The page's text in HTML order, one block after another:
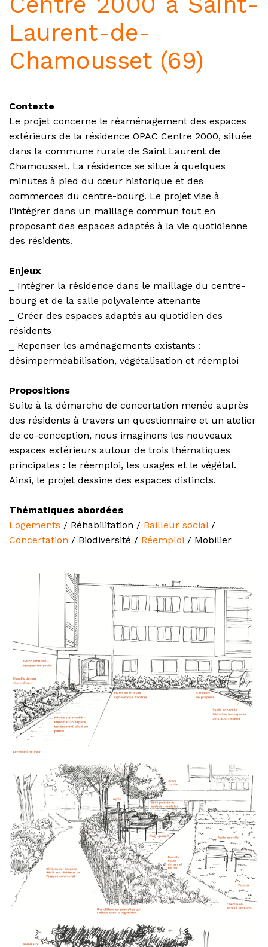
Laurent-de-
Chamousset (69)
Contexte
Le projet concerne le réaménagement des espaces
extérieurs de la résidence OPAC Centre 2000, située
dans la commune rurale de Saint Laurent de
Chamousset. La résidence se situe à quelques
minutes à pied du cœur historique et des
commerces du centre-bourg. Le projet vise à
l’intégrer dans un maillage commun tout en
proposant des espaces adaptés à la vie quotidienne
des résidents.
Enjeux
_ Intégrer la résidence dans le maillage du centre-
bourg et de la salle polyvalente attenante
_ Créer des espaces adaptés au quotidien des
résidents
_ Repenser les aménagements existants :
désimperméabilisation, végétalisation et réemploi
Propositions
Suite à la démarche de concertation menée auprès
des résidents à travers un questionnaire et un atelier
de co-conception, nous imaginons les nouveaux
espaces extérieurs autour de trois thématiques
principales : le réemploi, les usages et le végétal.
Ainsi, le projet dessine des espaces distincts.
Thématiques abordées
Logements / Réhabilitation / Bailleur social/
Concertation / Biodiversité / Réemploi / Mobilier